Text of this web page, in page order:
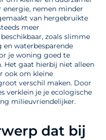
energie, nemen minder
van hergebruikte
meer
zoals slimme
waterbesparende
je woning goed te
Het gaat hierbij niet alleen
ook om kleine
verschil maken. Door
verklein je je ecologische
milieuvriendelijker.
dat bij